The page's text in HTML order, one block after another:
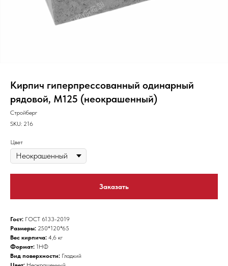
Кирпич гиперпрессованный одинарный
рядовой, М125 (неокрашенный)
Стройберг
SKU: 216
Цвет
Заказать
Гост: ГОСТ 6133-2019
Размеры: 250*120*65
Вес кирпича: 4,6 кг
Формат: 1НФ
Вид поверхности: Гладкий